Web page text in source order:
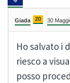
Giada 20 30
Ho salvato i
riesco a
posso